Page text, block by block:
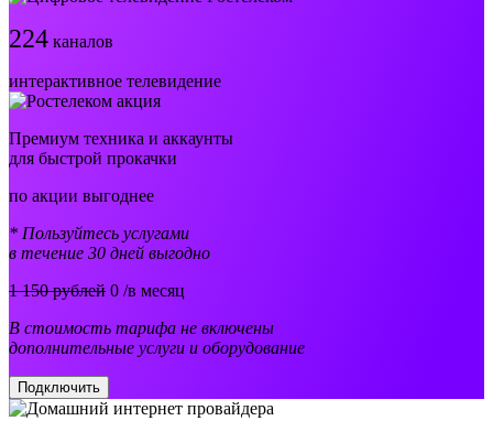
224 каналов
интерактивное телевидение
Премиум техника и аккаунты
для быстрой прокачки
по акции выгоднее
* Пользуйтесь услугами
в течение 30 дней выгодно
1 150 рублей 0 /в месяц
В стоимость тарифа не включены
дополнительные услуги и оборудование
Подключить